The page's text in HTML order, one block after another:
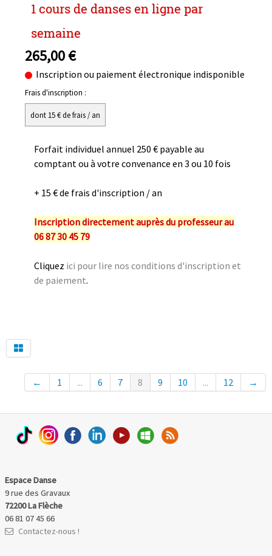
1 cours de danses en ligne par
semaine
265,00 €
Inscription ou paiement électronique indisponible
Frais d'inscription :
dont 15 € de frais / an
Forfait individuel annuel 250 € payable au
comptant ou à votre convenance en 3 ou 10 fois
+ 15 € de frais d'inscription / an
Inscription directement auprès du professeur au
06 87 30 45 79
Cliquez ici pour lire nos conditions d'inscription et
de paiement.
← 1 ... 6 7 8 9 10 ... 12 →
Espace Danse
9 rue des Gravaux
72200 La Flèche
06 81 07 45 66
Contactez-nous !